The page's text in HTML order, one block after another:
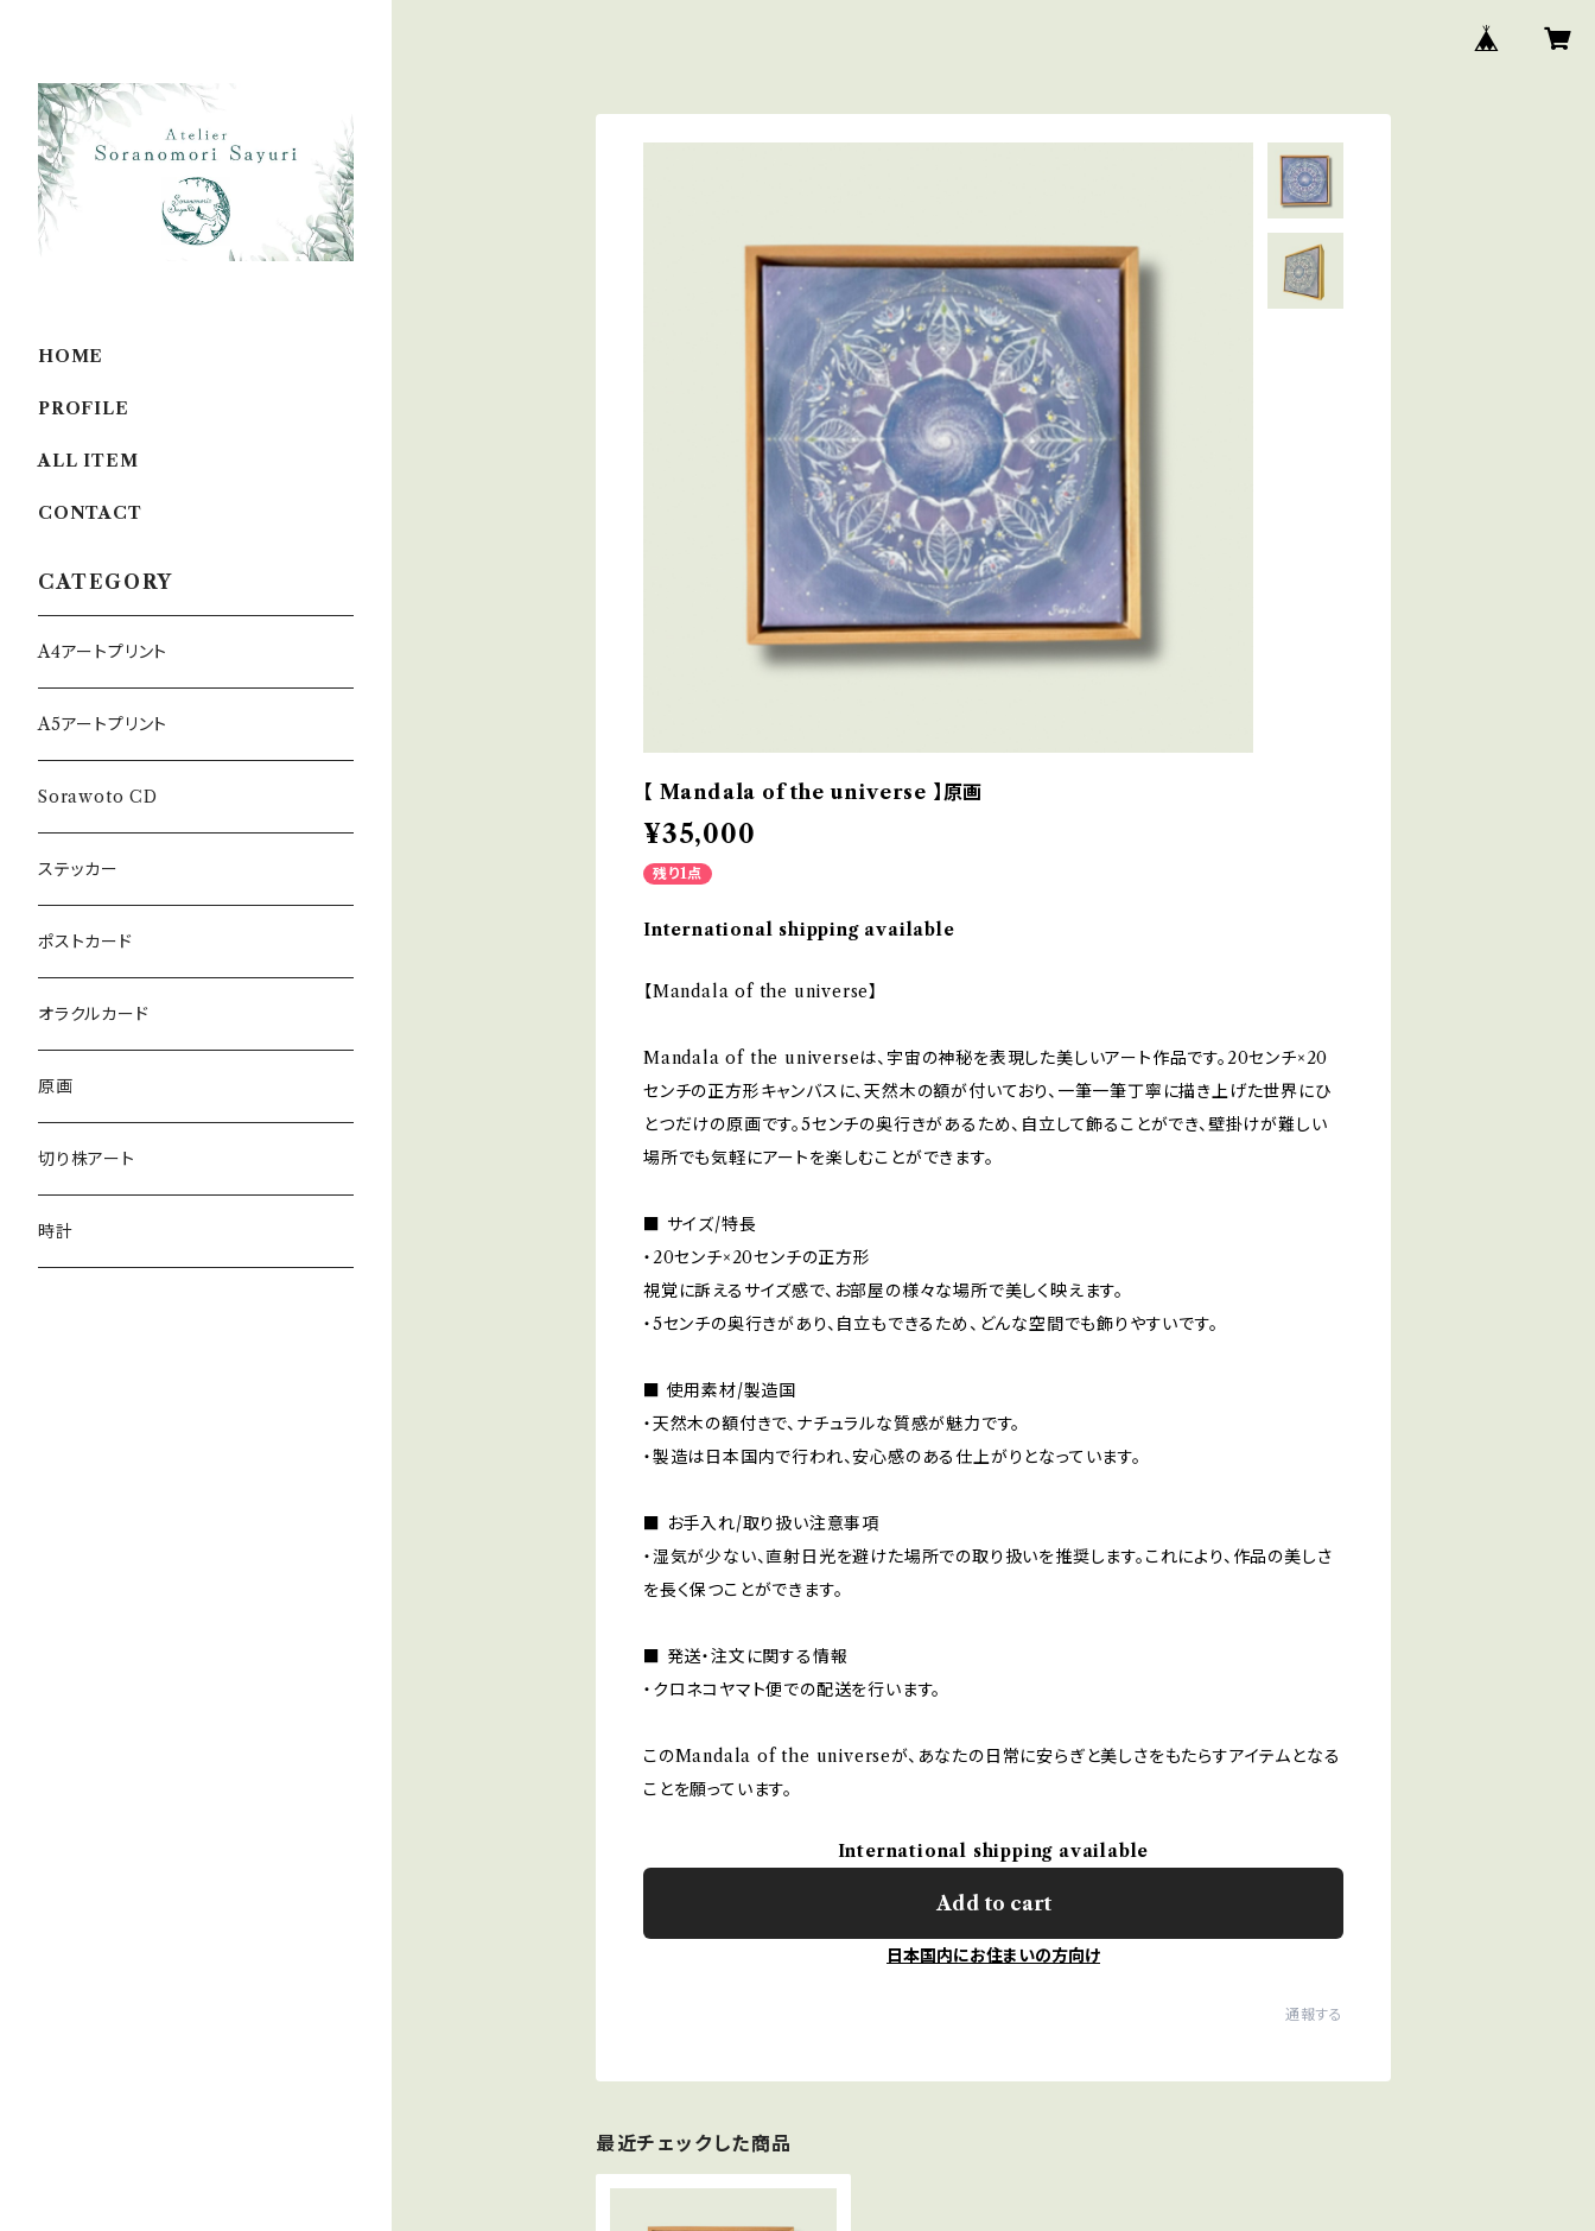
【 Mandala of the universe 】原画
¥35,000
残り1点
International shipping available
【Mandala of the universe】
Mandala of the universeは、宇宙の神秘を表現した美しいアート作品です。20センチ×20
センチの正方形キャンバスに、天然木の額が付いており、一筆一筆丁寧に描き上げた世界にひ
とつだけの原画です。5センチの奥行きがあるため、自立して飾ることができ、壁掛けが難しい
場所でも気軽にアートを楽しむことができます。
■ サイズ/特長
・20センチ×20センチの正方形
視覚に訴えるサイズ感で、お部屋の様々な場所で美しく映えます。
・5センチの奥行きがあり、自立もできるため、どんな空間でも飾りやすいです。
■ 使用素材/製造国
・天然木の額付きで、ナチュラルな質感が魅力です。
・製造は日本国内で行われ、安心感のある仕上がりとなっています。
■ お手入れ/取り扱い注意事項
・湿気が少ない、直射日光を避けた場所での取り扱いを推奨します。これにより、作品の美しさ
を長く保つことができます。
■ 発送・注文に関する情報
・クロネコヤマト便での配送を行います。
このMandala of the universeが、あなたの日常に安らぎと美しさをもたらすアイテムとなる
ことを願っています。
International shipping available
Add to cart
日本国内にお住まいの方向け
通報する
最近チェックした商品
HOME
PROFILE
ALL ITEM
CONTACT
CATEGORY
A4アートプリント
A5アートプリント
Sorawoto CD
ステッカー
ポストカード
オラクルカード
原画
切り株アート
時計